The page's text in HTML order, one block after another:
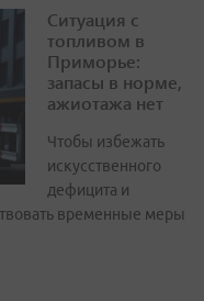
Ситуация с
топливом в
Приморье:
запасы в норме,
ажиотажа нет
Чтобы избежать
искусственного
дефицита и
временные меры